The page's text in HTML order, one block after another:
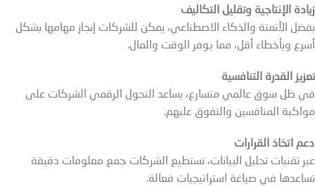
زيادة الإنتاجية وتقليل التكاليف
بفضل الأتمتة والذكاء الاصطناعي، يمكن للشركات إنجاز مهامها بشكل
أسرع وبأخطاء أقل، مما يوفر الوقت والمال.
تعزيز القدرة التنافسية
في ظل سوق عالمي متسارع، يساعد التحول الرقمي الشركات على
مواكبة المنافسين والتفوق عليهم.
دعم اتخاذ القرارات
عبر تقنيات تحليل البيانات، تستطيع الشركات جمع معلومات دقيقة
تساعدها في صياغة استراتيجيات فعالة.